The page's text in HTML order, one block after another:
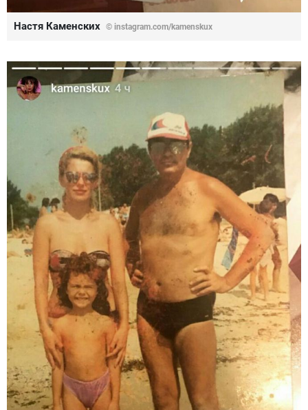
Настя Каменских © instagram.com/kamenskux